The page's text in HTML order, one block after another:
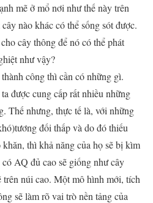
mẽ ở mổ nơi như thế này trên
nào khác có thể sống sót được.
cây thông để nó có thể phát
như vậy?
công thì cần có những gì.
được cung cấp rất nhiều những
Thế nhưng, thực tế là, với những
đối thấp và do đó thiếu
thì khả năng của họ sẽ bị kìm
AQ đủ cao sẽ giống như cây
trên núi cao. Một mô hình mới, tích
sẽ làm rõ vai trò nền tảng của